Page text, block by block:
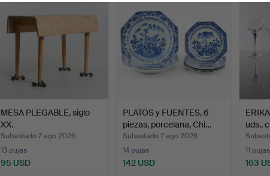
MESA PLEGABLE, siglo
XX.
Subastado 7 ago 2026
13 pujas
95 USD
PLATOS y FUENTES, 6
piezas, porcelana, Chi…
Subastado 7 ago 2026
14 pujas
142 USD
uds.,
11 pujas
163